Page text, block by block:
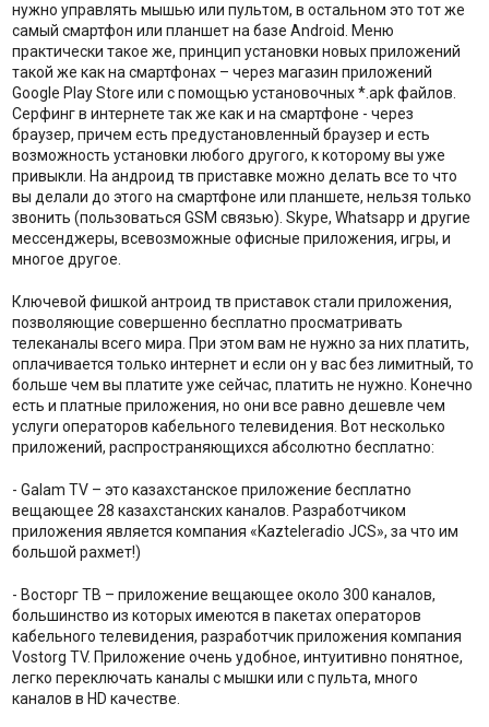
нужно управлять мышью или пультом, в остальном это тот же
самый смартфон или планшет на базе Android. Меню
практически такое же, принцип установки новых приложений
такой же как на смартфонах – через магазин приложений
Google Play Store или с помощью установочных *.apk файлов.
Серфинг в интернете так же как и на смартфоне - через
браузер, причем есть предустановленный браузер и есть
возможность установки любого другого, к которому вы уже
привыкли. На андроид тв приставке можно делать все то что
вы делали до этого на смартфоне или планшете, нельзя только
звонить (пользоваться GSM связью). Skype, Whatsapp и другие
мессенджеры, всевозможные офисные приложения, игры, и
многое другое.
Ключевой фишкой антроид тв приставок стали приложения,
позволяющие совершенно бесплатно просматривать
телеканалы всего мира. При этом вам не нужно за них платить,
оплачивается только интернет и если он у вас без лимитный, то
больше чем вы платите уже сейчас, платить не нужно. Конечно
есть и платные приложения, но они все равно дешевле чем
услуги операторов кабельного телевидения. Вот несколько
приложений, распространяющихся абсолютно бесплатно:
- Galam TV – это казахстанское приложение бесплатно
вещающее 28 казахстанских каналов. Разработчиком
приложения является компания «Kazteleradio JCS», за что им
большой рахмет!)
- Восторг ТВ – приложение вещающее около 300 каналов,
большинство из которых имеются в пакетах операторов
кабельного телевидения, разработчик приложения компания
Vostorg TV. Приложение очень удобное, интуитивно понятное,
легко переключать каналы с мышки или с пульта, много
каналов в HD качестве.